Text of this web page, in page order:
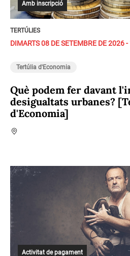
Amb inscripció
TERTÚLIES
DIMARTS 08 DE SETEMBRE DE 2026
Tertúlia d'Economia
Què podem fer davant
desigualtats urbanes?
d'Economia]
Activitat de pagament